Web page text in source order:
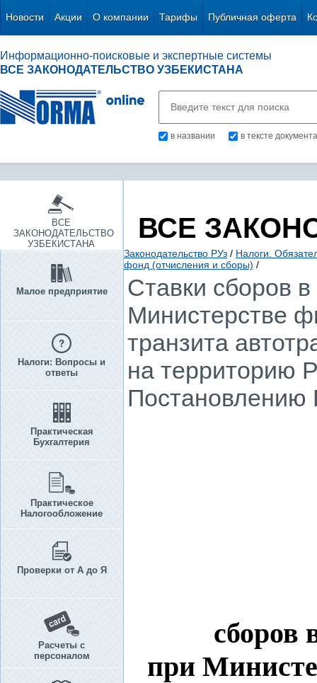
Новости Акции О компании Тарифы Публичная оферта
Информационно-поисковые и экспертные системы
ВСЕ ЗАКОНОДАТЕЛЬСТВО УЗБЕКИСТАНА
в названии в тексте документа
ВСЕ
ЗАКОНОДАТЕЛЬСТВО
УЗБЕКИСТАНА
Малое предприятие
Налоги: Вопросы и
ответы
Практическая
Бухгалтерия
Практическое
Налогообложение
Проверки от А до Я
Расчеты с
персоналом
ВСЕ
Законодательство РУз / Налоги.
фонд (отчисления и сборы) /
Ставки сборов
Министерстве
транзита
на территорию
Постановлению
сборов
при